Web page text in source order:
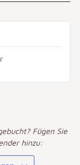
Fügen Sie
hinzu: